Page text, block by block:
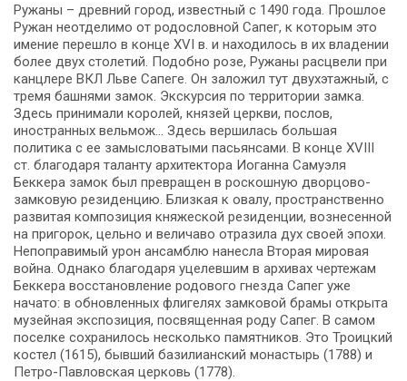
Ружаны – древний город, известный с 1490 года. Прошлое
Ружан неотделимо от родословной Сапег, к которым это
имение перешло в конце XVI в. и находилось в их владении
более двух столетий. Подобно розе, Ружаны расцвели при
канцлере ВКЛ Льве Сапеге. Он заложил тут двухэтажный, с
тремя башнями замок. Экскурсия по территории замка.
Здесь принимали королей, князей церкви, послов,
иностранных вельмож… Здесь вершилась большая
политика с ее замысловатыми пасьянсами. В конце XVIII
ст. благодаря таланту архитектора Иоганна Самуэля
Беккера замок был превращен в роскошную дворцово-
замковую резиденцию. Близкая к овалу, пространственно
развитая композиция княжеской резиденции, вознесенной
на пригорок, цельно и величаво отразила дух своей эпохи.
Непоправимый урон ансамблю нанесла Вторая мировая
война. Однако благодаря уцелевшим в архивах чертежам
Беккера восстановление родового гнезда Сапег уже
начато: в обновленных флигелях замковой брамы открыта
музейная экспозиция, посвященная роду Сапег. В самом
поселке сохранилось несколько памятников. Это Троицкий
костел (1615), бывший базилианский монастырь (1788) и
Петро-Павловская церковь (1778).